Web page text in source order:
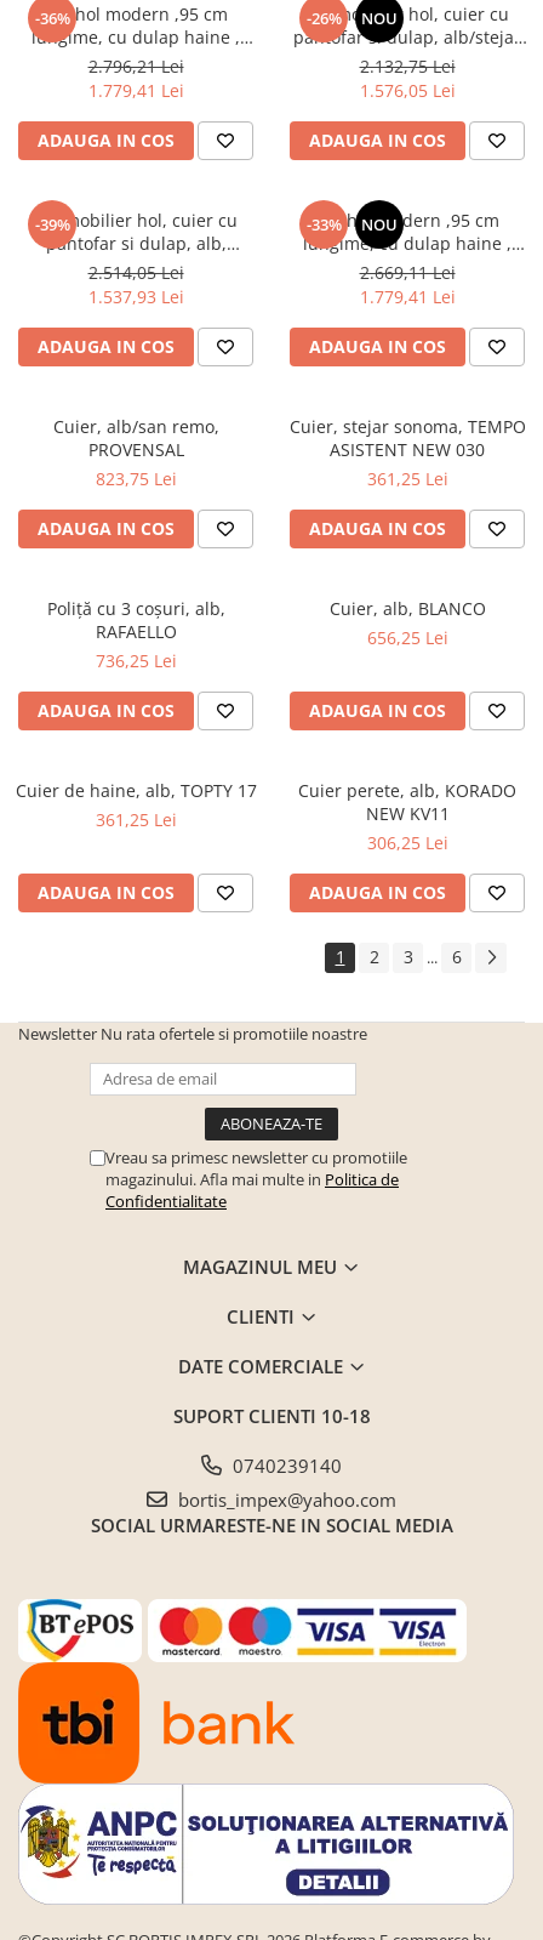
-36%
Set hol modern ,95 cm
lungime, cu dulap haine ,
pantofar si panouri tapitate
stofa maro/ stejar sonoma,
Bortis
2.796,21 Lei
1.779,41 Lei
ADAUGA IN COS
-26% NOU
Set mobilier hol, cuier cu
pantofar si dulap, alb/stejar
sonoma, 190x140x40 cm,
Bortis Impex
2.132,75 Lei
1.576,05 Lei
ADAUGA IN COS
-39%
Set mobilier hol, cuier cu
pantofar si dulap, alb,
190x140x40 cm, Bortis Impex
2.514,05 Lei
1.537,93 Lei
ADAUGA IN COS
-33% NOU
Set hol modern ,95 cm
lungime, cu dulap haine ,
pantofar si panouri tapitate
stofa maro/ alb, Bortis
2.669,11 Lei
1.779,41 Lei
ADAUGA IN COS
Cuier, alb/san remo,
PROVENSAL
823,75 Lei
ADAUGA IN COS
Cuier, stejar sonoma, TEMPO
ASISTENT NEW 030
361,25 Lei
ADAUGA IN COS
Poliţă cu 3 coşuri, alb,
RAFAELLO
736,25 Lei
ADAUGA IN COS
Cuier, alb, BLANCO
656,25 Lei
ADAUGA IN COS
Cuier de haine, alb, TOPTY 17
361,25 Lei
ADAUGA IN COS
Cuier perete, alb, KORADO
NEW KV11
306,25 Lei
ADAUGA IN COS
1 2 3 ... 6
Newsletter Nu rata ofertele si promotiile noastre
Vreau sa primesc newsletter cu promotiile
magazinului. Afla mai multe in Politica de
Confidentialitate
MAGAZINUL MEU
CLIENTI
DATE COMERCIALE
SUPORT CLIENTI 10-18
0740239140
bortis_impex@yahoo.com
SOCIAL URMARESTE-NE IN SOCIAL MEDIA